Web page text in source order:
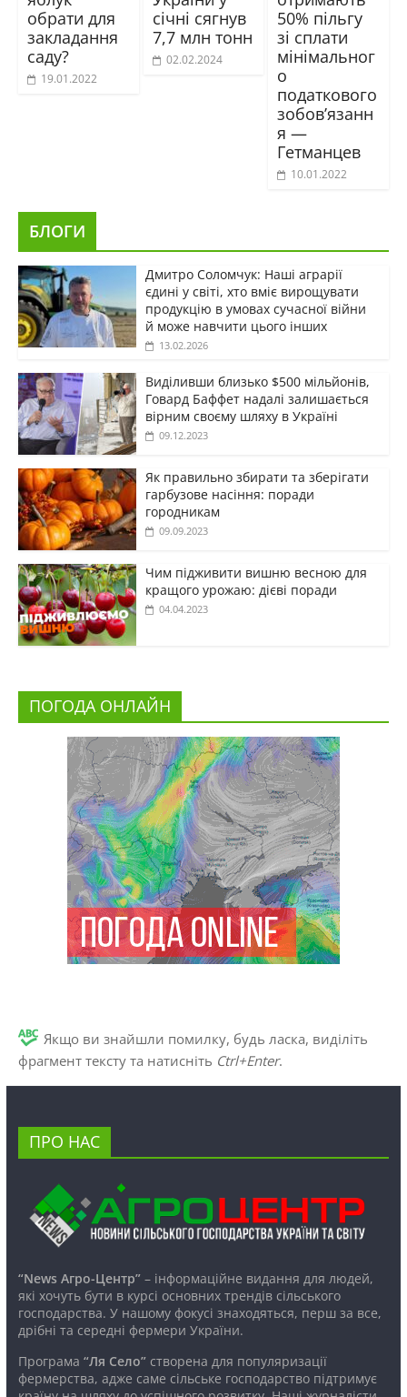
обрати для
закладання
саду?
19.01.2022
січні сягнув
7,7 млн тонн
02.02.2024
50% пільгу
зі сплати
мінімальног
о
податкового
зобов’язанн
я —
Гетманцев
10.01.2022
БЛОГИ
Дмитро Соломчук: Наші аграрії
єдині у світі, хто вміє вирощувати
продукцію в умовах сучасної війни
й може навчити цього інших
13.02.2026
Виділивши близько $500 мільйонів,
Говард Баффет надалі залишається
вірним своєму шляху в Україні
09.12.2023
Як правильно збирати та зберігати
гарбузове насіння: поради
городникам
09.09.2023
Чим підживити вишню весною для
кращого урожаю: дієві поради
04.04.2023
ПОГОДА ОНЛАЙН
Якщо ви знайшли помилку, будь ласка, виділіть
фрагмент тексту та натисніть Ctrl+Enter.
ПРО НАС
“News Агро-Центр”– інформаційне видання для людей,
які хочуть бути в курсі основних трендів сільського
господарства. У нашому фокусі знаходяться, перш за все,
дрібні та середні фермери України.
Програма “Ля Село”створена для популяризації
фермерства, адже саме сільське господарство підтримує